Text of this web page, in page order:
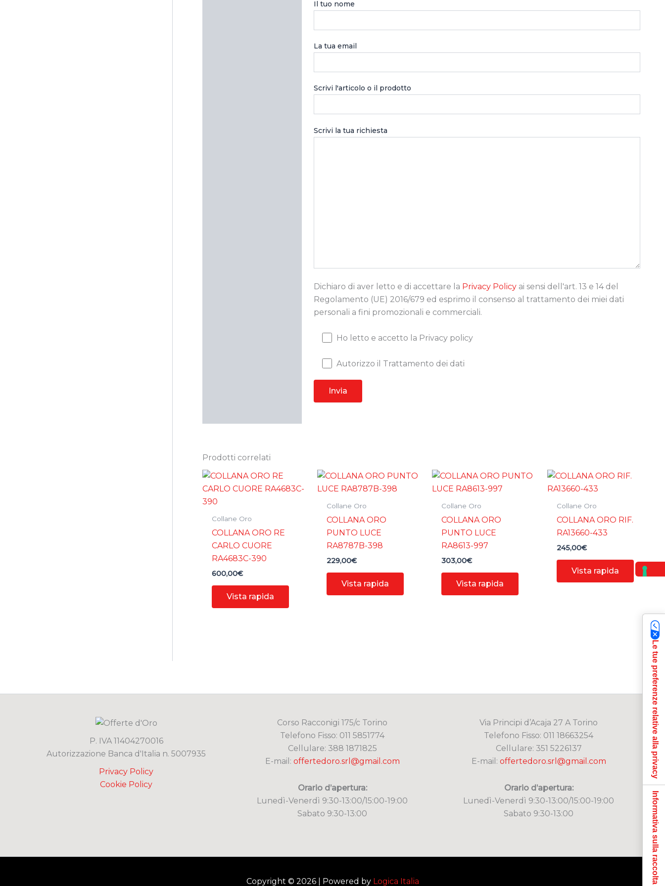
Il tuo nome
La tua email
Scrivi l'articolo o il prodotto
Scrivi la tua richiesta
Dichiaro di aver letto e di accettare la Privacy Policyai sensi dell'art. 13 e 14 del
Regolamento (UE) 2016/679 ed esprimo il consenso al trattamento dei miei dati
personali a fini promozionali e commerciali.
Ho letto e accetto la Privacy policy
Autorizzo il Trattamento dei dati
Prodotti correlati
Collane Oro
COLLANA ORO RE
CARLO CUORE
RA4683C-390
600,00€
Vista rapida
Collane Oro
COLLANA ORO
PUNTO LUCE
RA8787B-398
229,00€
Vista rapida
Collane Oro
COLLANA ORO
PUNTO LUCE
RA8613-997
303,00€
Vista rapida
Collane Oro
COLLANA ORO RIF.
RA13660-433
245,00€
Vista rapida
P. IVA 11404270016
Autorizzazione Banca d'Italia n. 5007935
Privacy Policy
Cookie Policy
Corso Racconigi 175/c Torino
Telefono Fisso: 011 5851774
Cellulare: 388 1871825
E-mail: offertedoro.srl@gmail.com
Orario d’apertura:
Lunedì-Venerdì 9:30-13:00/15:00-19:00
Sabato 9:30-13:00
Via Principi d’Acaja 27 A Torino
Telefono Fisso: 011 18663254
Cellulare: 351 5226137
E-mail: offertedoro.srl@gmail.com
Orario d’apertura:
Lunedì-Venerdì 9:30-13:00/15:00-19:00
Sabato 9:30-13:00
Copyright © 2026 | Powered by Logica Italia
Le tue preferenze relative alla privacy
Informativa sulla raccolta